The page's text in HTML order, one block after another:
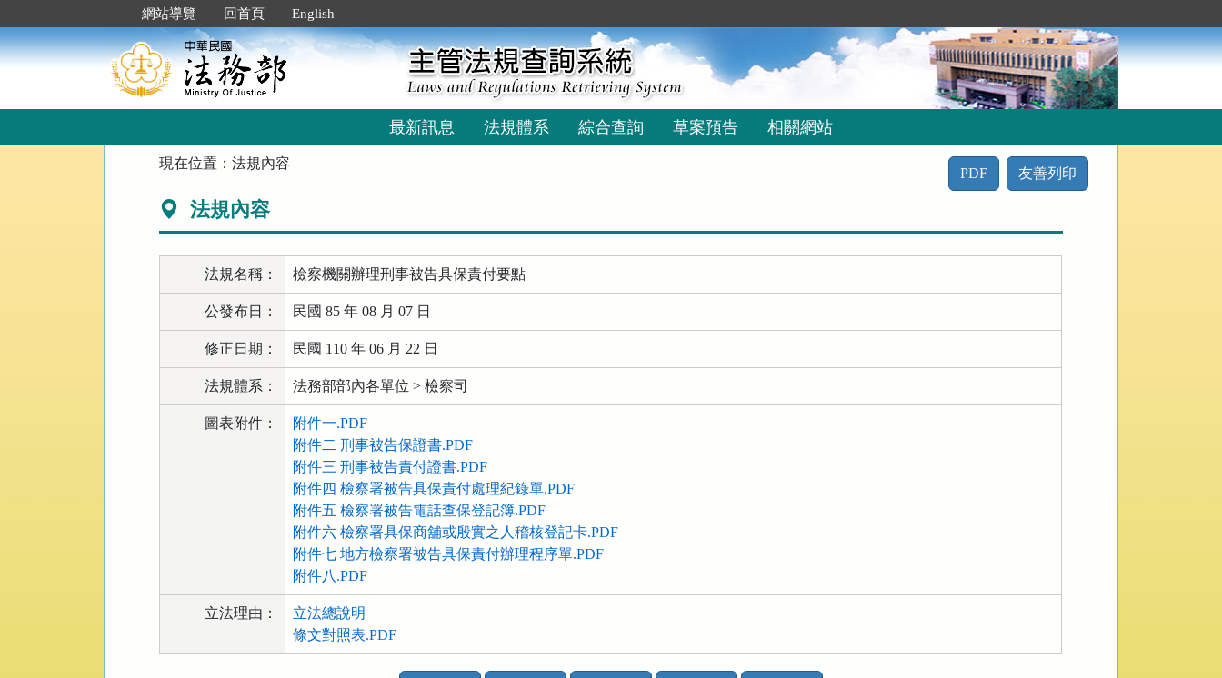
到
主
要
網站導覽 回首頁 English
最新訊息 法規體系 綜合查詢 草案預告 相關網站
現在位置：法規內容
PDF 友善列印
法規內容
法規名稱： 檢察機關辦理刑事被告具保責付要點
公發布日： 民國 85 年 08 月 07 日
修正日期： 民國 110 年 06 月 22 日
法規體系： 法務部部內各單位 > 檢察司
圖表附件：
附件一.PDF
附件二 刑事被告保證書.PDF
附件三 刑事被告責付證書.PDF
附件四 檢察署被告具保責付處理紀錄單.PDF
附件五 檢察署被告電話查保登記簿.PDF
附件六 檢察署具保商舖或殷實之人稽核登記卡.PDF
附件七 地方檢察署被告具保責付辦理程序單.PDF
附件八.PDF
立法理由：
立法總說明
條文對照表.PDF